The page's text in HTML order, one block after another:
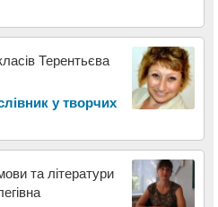
Терентьєва
у творчих
та літератури